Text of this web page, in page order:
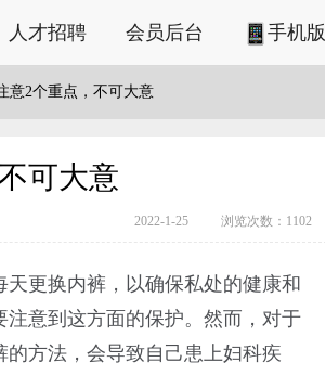
人才招聘 会员后台 手机版
意2个重点，不可大意
可大意
2022-1-25 浏览次数：1102
更换内裤，以确保私处的健康和
意到这方面的保护。然而，对于
方法，会导致自己患上妇科疾